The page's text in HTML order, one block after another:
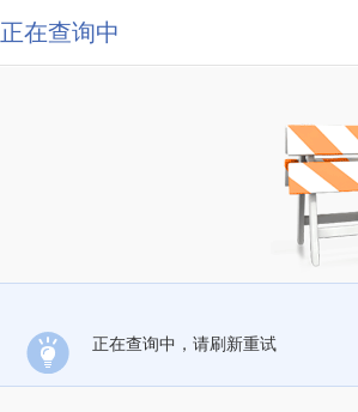
正在查询中
正在查询中，请刷新重试